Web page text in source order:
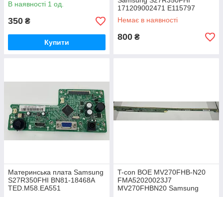
В наявності 1 од.
350 ₴
Купити
171209002471 E115797
Немає в наявності
800 ₴
Материнська плата Samsung
S27R350FHI BN81-18468A
TED.M58.EA551
T-con BOE MV270FHB-N20
FMA52020023J7
MV270FHBN20 Samsung